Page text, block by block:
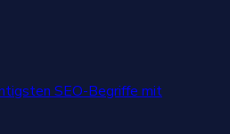
SEO-Begriffe mit